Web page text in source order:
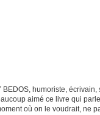
humoriste, écrivain,
aimé ce livre qui
où on le voudrait, ne